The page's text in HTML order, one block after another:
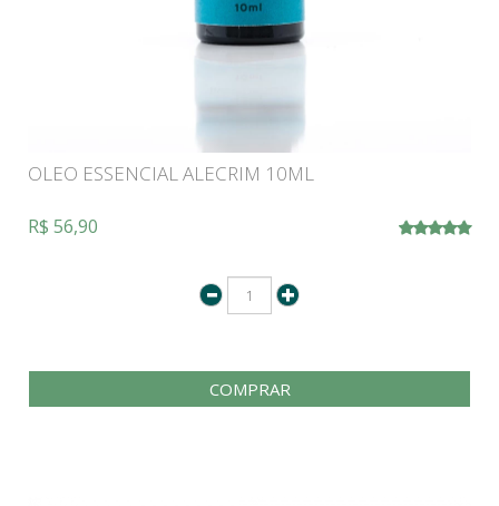
OLEO ESSENCIAL ALECRIM 10ML
R$ 56,90
COMPRAR